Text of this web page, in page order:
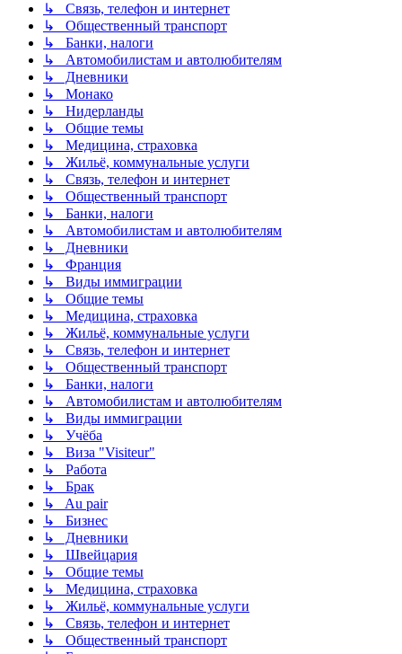
↳ Связь, телефон и интернет
↳ Общественный транспорт
↳ Банки, налоги
↳ Автомобилистам и автолюбителям
↳ Дневники
↳ Монако
↳ Нидерланды
↳ Общие темы
↳ Медицина, страховка
↳ Жильё, коммунальные услуги
↳ Связь, телефон и интернет
↳ Общественный транспорт
↳ Банки, налоги
↳ Автомобилистам и автолюбителям
↳ Дневники
↳ Франция
↳ Виды иммиграции
↳ Общие темы
↳ Медицина, страховка
↳ Жильё, коммунальные услуги
↳ Связь, телефон и интернет
↳ Общественный транспорт
↳ Банки, налоги
↳ Автомобилистам и автолюбителям
↳ Виды иммиграции
↳ Учёба
↳ Виза "Visiteur"
↳ Работа
↳ Брак
↳ Au pair
↳ Бизнес
↳ Дневники
↳ Швейцария
↳ Общие темы
↳ Медицина, страховка
↳ Жильё, коммунальные услуги
↳ Связь, телефон и интернет
↳ Общественный транспорт